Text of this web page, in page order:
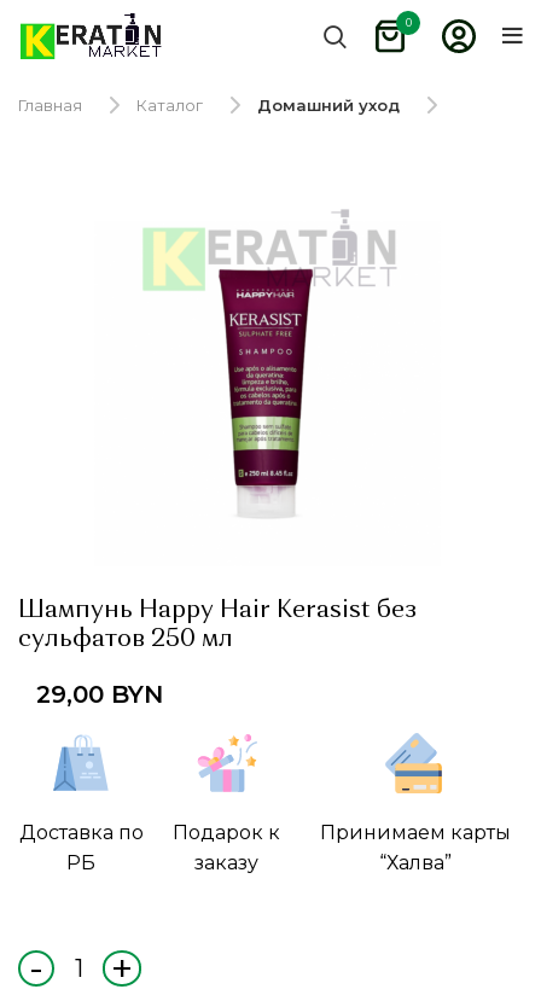
0
Главная Каталог Домашний уход
Шампунь Happy Hair Kerasist без
сульфатов 250 мл
29,00 BYN
Доставка по
РБ
Подарок к
заказу
Принимаем карты
“Халва”